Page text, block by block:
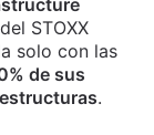
STOXX
solo con las
de sus
.